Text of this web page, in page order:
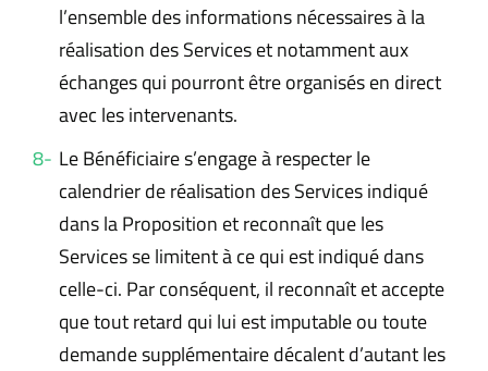
l’ensemble des informations nécessaires à la
réalisation des Services et notamment aux
échanges qui pourront être organisés en direct
avec les intervenants.
Le Bénéficiaire s’engage à respecter le
calendrier de réalisation des Services indiqué
dans la Proposition et reconnaît que les
Services se limitent à ce qui est indiqué dans
celle-ci. Par conséquent, il reconnaît et accepte
que tout retard qui lui est imputable ou toute
demande supplémentaire décalent d’autant les